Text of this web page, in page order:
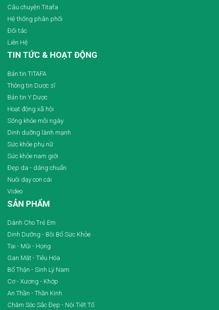
Câu chuyện Titafa
Hệ thống phân phối
Đối tác
Liên Hệ
TIN TỨC & HOẠT ĐỘNG
Bản tin TITAFA
Thông tin Dược sĩ
Bản tin Y Dược
Hoạt động xã hội
Sống khỏe mỗi ngày
Dinh dưỡng lành mạnh
Sức khỏe phụ nữ
Sức khỏe nam giới
Đẹp da - dáng chuẩn
Nuôi dạy con cái
Video
SẢN PHẨM
Dành Cho Trẻ Em
Dinh Dưỡng - Bồi Bổ Sức Khỏe
Tai - Mũi - Họng
Gan Mật - Tiêu Hóa
Bổ Thận - Sinh Lý Nam
Cơ - Xương - Khớp
An Thần - Thần Kinh
Chăm Sóc Sắc Đẹp - Nội Tiết Tố